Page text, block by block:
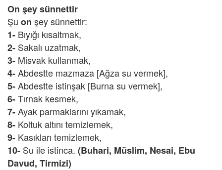
On şey sünnettir
Şu on şey sünnettir:
1- Bıyığı kısaltmak,
2- Sakalı uzatmak,
3- Misvak kullanmak,
4-Abdestte mazmaza [Ağza su vermek],
5-Abdestte istinşak [Burna su vermek],
6-Tırnak kesmek,
7-Ayak parmaklarını yıkamak,
8- Koltuk altını temizlemek,
9- Kasıkları temizlemek,
10- Su ile istinca. (Buhari, Müslim, Nesai, Ebu
Davud, Tirmizi)